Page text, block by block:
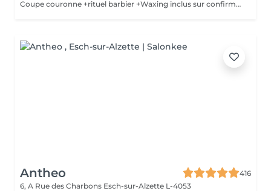
Coupe couronne +rituel barbier +Waxing inclus sur confirmation personnelle
Antheo
416
6, A Rue des Charbons Esch-sur-Alzette L-4053